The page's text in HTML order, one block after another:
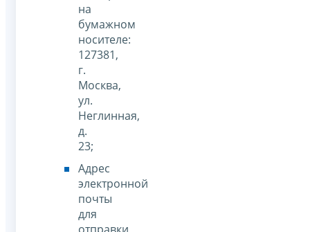
на
бумажном
носителе:
127381,
г.
Москва,
ул.
Неглинная,
д.
23;
Адрес
электронной
почты
для